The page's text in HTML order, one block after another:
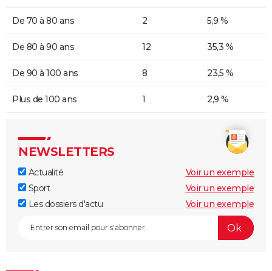
De 70 à 80 ans 2 5,9 %
De 80 à 90 ans 12 35,3 %
De 90 à 100 ans 8 23,5 %
Plus de 100 ans 1 2,9 %
NEWSLETTERS
Actualité
Voir un exemple
Sport
Voir un exemple
Les dossiers d'actu
Voir un exemple